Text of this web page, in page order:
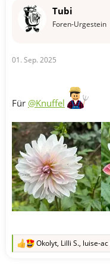
Tubi
Foren-Urgestein
01. Sep. 2025
Für @Knuffel
R
Okolyt, Lilli S., luise-ac